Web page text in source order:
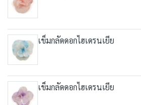
เข็มกลัดดอกไฮเดรนเยีย
เข็มกลัดดอกไฮเดรนเยีย